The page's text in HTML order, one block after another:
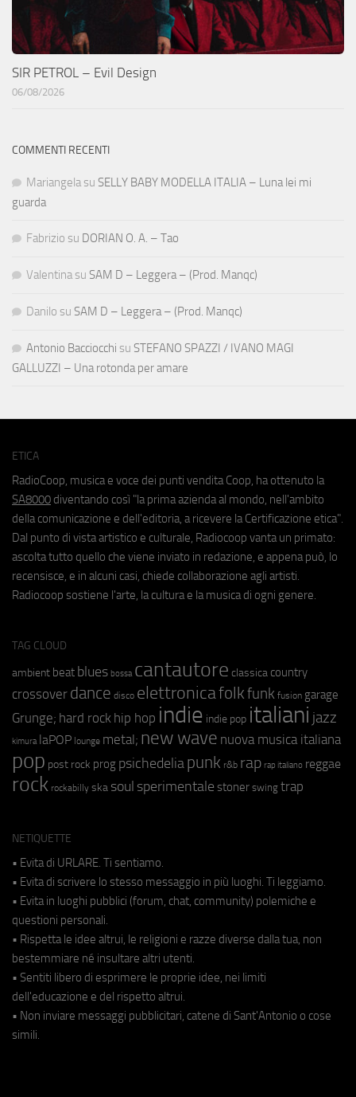
SIR PETROL – Evil Design
06/08/2026
COMMENTI RECENTI
Mariangela su SELLY BABY MODELLA ITALIA – Luna lei mi
guarda
Fabrizio su DORIAN O. A. – Tao
Valentina su SAM D – Leggera – (Prod. Manqc)
Danilo su SAM D – Leggera – (Prod. Manqc)
Antonio Bacciocchi su STEFANO SPAZZI / IVANO MAGI
GALLUZZI – Una rotonda per amare
ETICA
RadioCoop, musica e voce dei punti vendita Coop, ha ottenuto la
SA8000 diventando così "la prima azienda al mondo, nell'ambito
della comunicazione e dell'editoria, a ricevere la Certificazione etica".
Dal punto di vista artistico e culturale, Radiocoop vanta un primato:
ascolta tutto quello che viene inviato in redazione, e appena può, lo
recensisce, e in alcuni casi, chiede collaborazione agli artisti.
Radiocoop sostiene l'arte, la cultura e la musica di ogni genere.
TAG CLOUD
ambient beat blues bossa cantautore classica country
crossover dance disco elettronicafolkfunk fusion garage
Grunge; hard rock hip hop indie indie pop italiani jazz
kimura laPOP lounge metal; new wave nuova musica italiana
pop post rock prog psichedeliapunk r&b rap rap italiano reggae
rock rockabilly ska soul sperimentale stoner swing trap
NETIQUETTE
• Evita di URLARE. Ti sentiamo.
• Evita di scrivere lo stesso messaggio in più luoghi. Ti leggiamo.
• Evita in luoghi pubblici (forum, chat, community) polemiche e
questioni personali.
• Rispetta le idee altrui, le religioni e razze diverse dalla tua, non
bestemmiare né insultare altri utenti.
• Sentiti libero di esprimere le proprie idee, nei limiti
dell'educazione e del rispetto altrui.
• Non inviare messaggi pubblicitari, catene di Sant'Antonio o cose
simili.